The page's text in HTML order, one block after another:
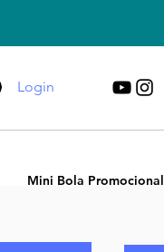
Mini Bola Promocional
Login